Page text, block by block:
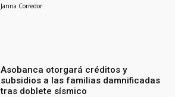
Janna Corredor
Asobanca otorgará créditos y
subsidios a las familias damnificadas
tras doblete sísmico